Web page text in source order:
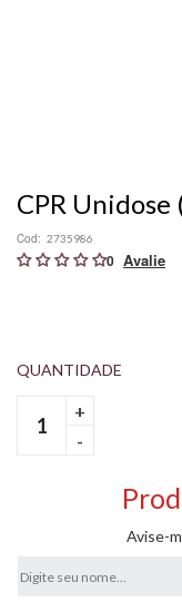
CPR
Cod: 2735986
0
+
-
Avise-